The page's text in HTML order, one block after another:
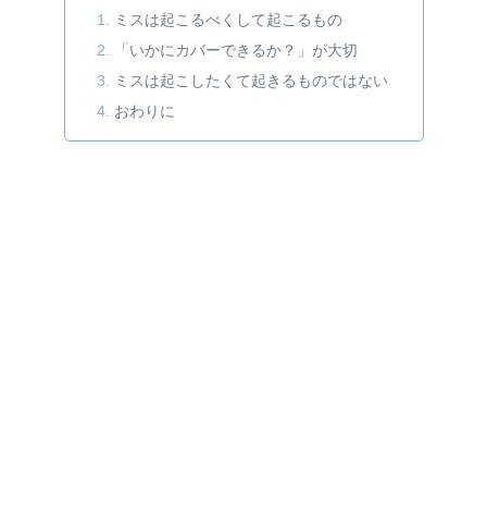
ミスは起こるべくして起こるもの
「いかにカバーできるか？」が大切
ミスは起こしたくて起きるものではない
おわりに